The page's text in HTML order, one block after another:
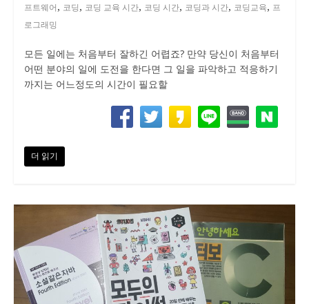
프트웨어 , 코딩 , 코딩 교육 시간, 코딩 시간, 코딩과 시간, 코딩교육, 프
로그래밍
모든 일에는 처음부터 잘하긴 어렵죠? 만약 당신이 처음부터
어떤 분야의 일에 도전을 한다면 그 일을 파악하고 적응하기
까지는 어느정도의 시간이 필요할
더 읽기